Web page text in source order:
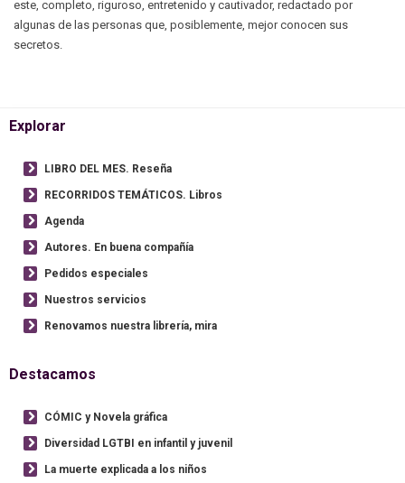
este, completo, riguroso, entretenido y cautivador, redactado por
algunas de las personas que, posiblemente, mejor conocen sus
secretos.
Explorar
LIBRO DEL MES. Reseña
RECORRIDOS TEMÁTICOS. Libros
Agenda
Autores. En buena compañía
Pedidos especiales
Nuestros servicios
Renovamos nuestra librería, mira
Destacamos
CÓMIC y Novela gráfica
Diversidad LGTBI en infantil y juvenil
La muerte explicada a los niños